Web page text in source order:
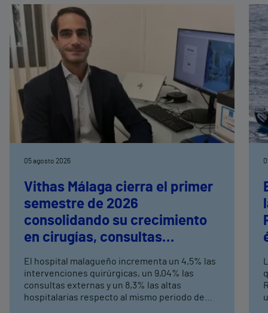
05 agosto 2026
Vithas Málaga cierra el primer
semestre de 2026
consolidando su crecimiento
en cirugías, consultas
El hospital malagueño incrementa un 4,5% las
intervenciones quirúrgicas, un 9,04% las
consultas externas y un 8,3% las altas
hospitalarias respecto al mismo periodo de